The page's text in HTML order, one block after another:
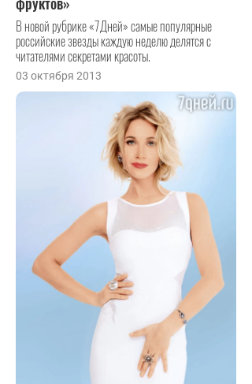
В новой рубрике «7Дней» самые популярные
российские звезды каждую неделю делятся с
читателями секретами красоты.
03 октября 2013